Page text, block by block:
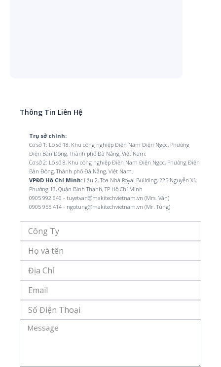
Thông Tin Liên Hệ
Trụ sở chính:
Cơ sở 1: Lô số 18, Khu công nghiệp Điện Nam Điện Ngọc, Phường
Điện Bàn Đông, Thành phố Đà Nẵng, Việt Nam.
Cơ sở 2: Lô số 8, Khu công nghiệp Điện Nam Điện Ngọc, Phường Điện
Bàn Đông, Thành phố Đà Nẵng, Việt Nam.
VPĐD Hồ Chí Minh:Lầu 2, Tòa Nhà Royal Building, 225 Nguyễn Xí,
Phường 13, Quận Bình Thạnh, TP Hồ Chí Minh
0905 992 646 - tuyetvan@makitechvietnam.vn (Mrs. Vân)
0905 955 414 - ngotung@makitechvietnam.vn (Mr. Tùng)
Chỉ
Điện
Thoại
Message